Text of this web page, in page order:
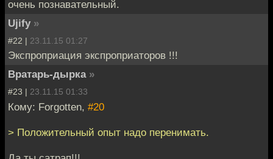
очень познавательный.
Ujify »
#22 | 23.11.15 01:27
Экспроприация экспроприаторов !!!
Вратарь-дырка »
#23 | 23.11.15 01:33
Кому: Forgotten, #20
> Положительный опыт надо перенимать.